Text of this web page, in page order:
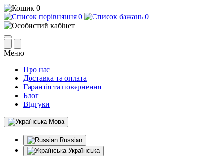
0
0
0
Меню
Про нас
Доставка та оплата
Гарантія та повернення
Блог
Відгуки
Мова
Russian
Українська